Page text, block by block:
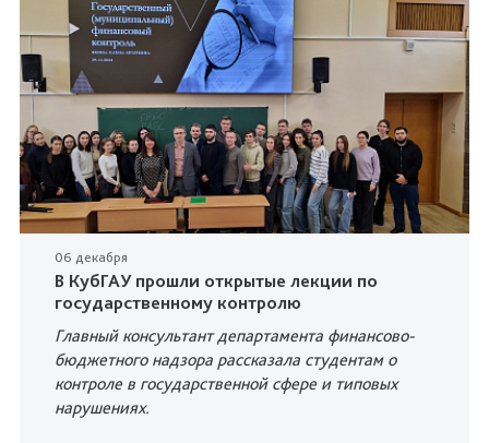
06 декабря
В КубГАУ прошли открытые лекции по
государственному контролю
Главный консультант департамента финансово-
бюджетного надзора рассказала студентам о
контроле в государственной сфере и типовых
нарушениях.